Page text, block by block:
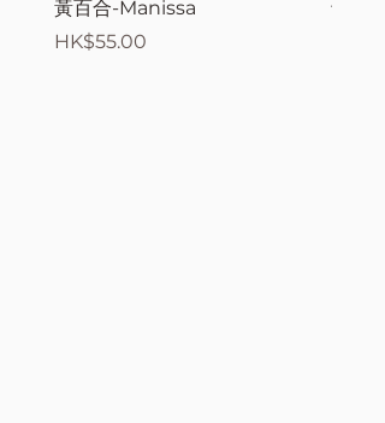
黃百合-Manissa
價格
HK$55.00
母親